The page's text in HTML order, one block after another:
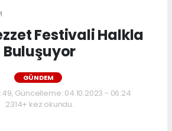
Festivali Halkla
Buluşuyor
GÜNDEM
Güncelleme: 04.10.2023 - 06:24
2314+ kez okundu.